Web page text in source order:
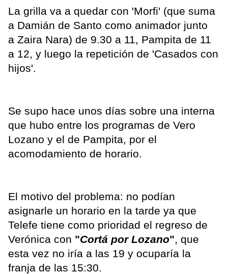
La grilla va a quedar con 'Morfi' (que suma
a Damián de Santo como animador junto
a Zaira Nara) de 9.30 a 11, Pampita de 11
a 12, y luego la repetición de 'Casados con
hijos'.
Se supo hace unos días sobre una interna
que hubo entre los programas de Vero
Lozano y el de Pampita, por el
acomodamiento de horario.
El motivo del problema: no podían
asignarle un horario en la tarde ya que
Telefe tiene como prioridad el regreso de
Verónica con "Cortá por Lozano", que
esta vez no iría a las 19 y ocuparía la
franja de las 15:30.